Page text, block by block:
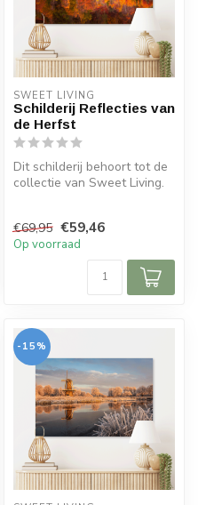
SWEET LIVING
Schilderij Reflecties van
de Herfst
Dit schilderij behoort tot de
collectie van Sweet Living.
€69,95 €59,46
Op voorraad
-15%